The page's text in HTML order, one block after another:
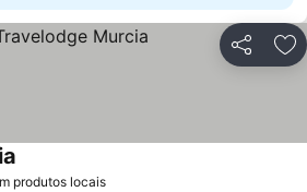
Partilhar
produtos locais